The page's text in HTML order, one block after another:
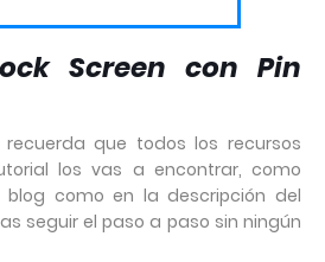
Screen con Pin
que todos los recursos
los vas a encontrar, como
como en la descripción del
seguir el paso a paso sin ningún